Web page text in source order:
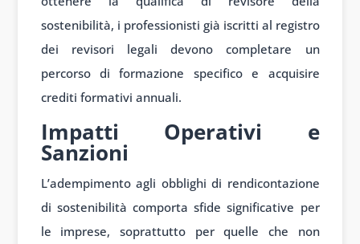
sostenibilità, i professionisti già iscritti al registro
dei revisori legali devono completare un
percorso di formazione specifico e acquisire
crediti formativi annuali.
Impatti Operativi e
Sanzioni
L’adempimento agli obblighi di rendicontazione
di sostenibilità comporta sfide significative per
le imprese, soprattutto per quelle che non